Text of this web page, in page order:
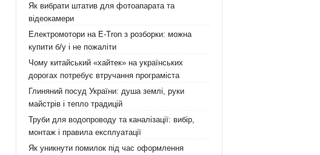
Як вибрати штатив для фотоапарата та
відеокамери
Електромотори на E-Tron з розборки: можна
купити б/у і не пожаліти
Чому китайський «хайтек» на українських
дорогах потребує втручання програміста
Глиняний посуд України: душа землі, руки
майстрів і тепло традицій
Труби для водопроводу та каналізації: вибір,
монтаж і правила експлуатації
Як уникнути помилок під час оформлення